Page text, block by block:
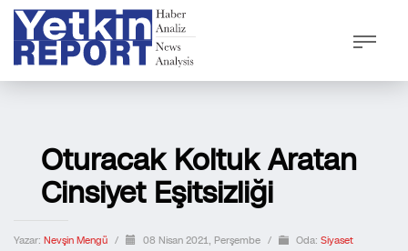
Oturacak Koltuk Aratan
Cinsiyet Eşitsizliği
Yazar: Nevşin Mengü / 08 Nisan 2021, Perşembe / Oda: Siyaset